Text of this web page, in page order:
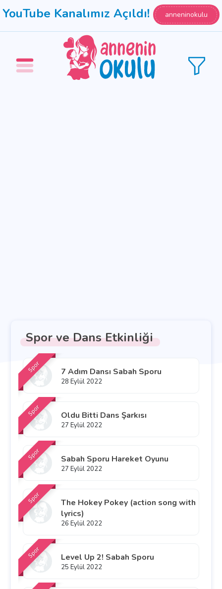
YouTube Kanalımız Açıldı! anneninokulu
Spor ve Dans Etkinliği
Spor 7 Adım Dansı Sabah Sporu
28 Eylül 2022
Spor Oldu Bitti Dans Şarkısı
27 Eylül 2022
Spor Sabah Sporu Hareket Oyunu
27 Eylül 2022
Spor
The Hokey Pokey (action song with
lyrics)
26 Eylül 2022
Spor Level Up 2! Sabah Sporu
25 Eylül 2022